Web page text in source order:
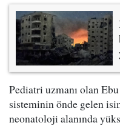
Pediatri uzmanı olan
sisteminin önde gelen
neonatoloji alanında